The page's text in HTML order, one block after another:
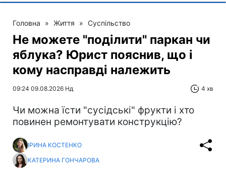
Головна » Життя » Суспільство
Не можете "поділити" паркан чи
яблука? Юрист пояснив, що і
кому насправді належить
09:24 09.08.2026 Нд 4 хв
Чи можна їсти "сусідські" фрукти і хто
повинен ремонтувати конструкцію?
ІРИНА КОСТЕНКО
КАТЕРИНА ГОНЧАРОВА